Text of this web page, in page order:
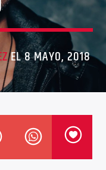
EL 8 MAYO, 2018